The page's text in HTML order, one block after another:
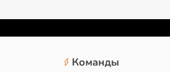
Команды